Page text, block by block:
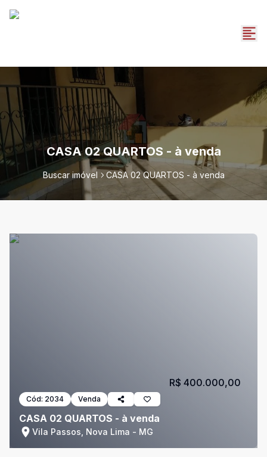
CASA 02 QUARTOS - à venda
Buscar imóvel CASA 02 QUARTOS - à venda
Cód: 2034 Venda
CASA 02 QUARTOS - à venda
Vila Passos, Nova Lima - MG
R$ 400.000,00